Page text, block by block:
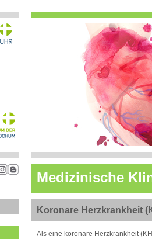
Medizinische
Koronare Herzkrankheit
Als eine koronare Herzkrankheit